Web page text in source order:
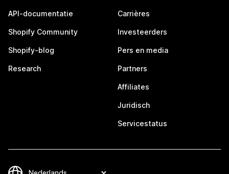
API-documentatie
Shopify Community
Shopify-blog
Research
Carrières
Investeerders
Pers en media
Partners
Affiliates
Juridisch
Servicestatus